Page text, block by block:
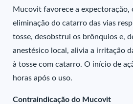
Mucovit favorece a expectoração,
eliminação do catarro das vias
tosse, desobstrui os brônquios e,
anestésico local, alivia a irritação
à tosse com catarro. O início de
horas após o uso.
Contraindicação do Mucovit